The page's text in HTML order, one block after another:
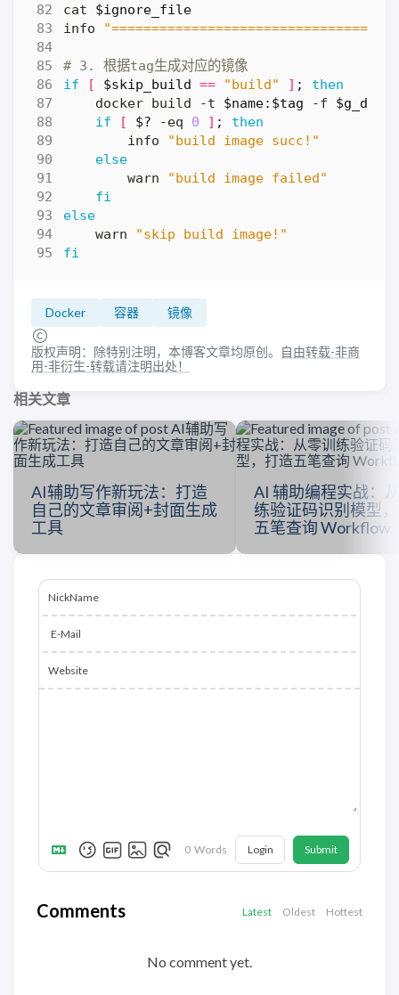
cat $ignore_file
info
# 3. 根据tag生成对应的镜像
if
[ $skip_build == "build" ] ;
then
    docker build -t
$name: $tag -f
if
[ $? -eq 0 ] ;
then
        info
"build image succ!"
else
        warn
"build image failed"
fi
else
    warn
"skip build image!"
fi
Docker 容器 镜像
版权声明：除特别注明，本博客文章均原创。
自由转载-非商
用-非衍生-转载请注明出处！
相关文章
AI辅助写作新玩法：打造
自己的文章审阅+封面生成
工具
AI 辅助编程实战：
练验证码识别模型
五笔查询 Workflow
NickName
E-Mail
Website
0 Words Login Submit
Comments Latest Oldest Hottest
No comment yet.